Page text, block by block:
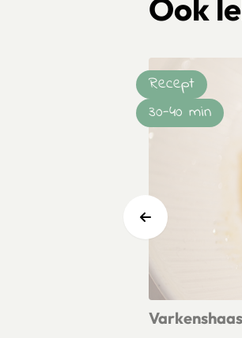
Ook
Recept
30-40 min